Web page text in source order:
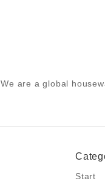
We are a global
Start